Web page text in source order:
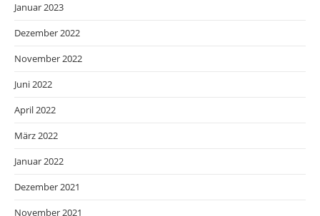
Januar 2023
Dezember 2022
November 2022
Juni 2022
April 2022
März 2022
Januar 2022
Dezember 2021
November 2021